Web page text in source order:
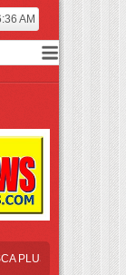
AM
ฟอร์มการเรียนรู้